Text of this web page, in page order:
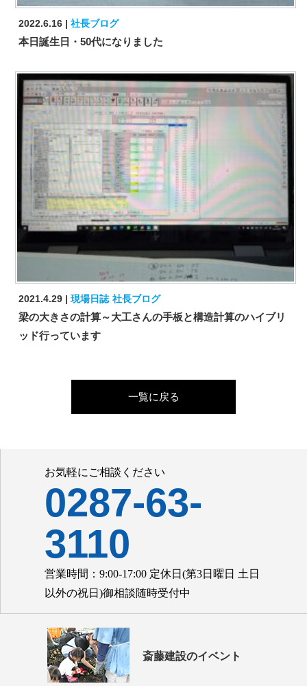
2022.6.16 社長ブログ
本日誕生日・50代になりました
2021.4.29 現場日誌 社長ブログ
梁の大きさの計算～大工さんの手板と構造計算のハイブリ
ッド行っています
一覧に戻る
お気軽にご相談ください
0287-63-
3110
営業時間：9:00-17:00 定休日(第3日曜日 土日
以外の祝日)御相談随時受付中
斎藤建設のイベント